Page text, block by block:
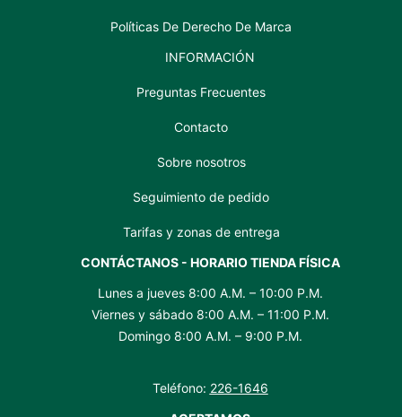
Políticas De Derecho De Marca
INFORMACIÓN
Preguntas Frecuentes
Contacto
Sobre nosotros
Seguimiento de pedido
Tarifas y zonas de entrega
CONTÁCTANOS - HORARIO TIENDA FÍSICA
Lunes a jueves 8:00 A.M. – 10:00 P.M.
Viernes y sábado 8:00 A.M. – 11:00 P.M.
Domingo 8:00 A.M. – 9:00 P.M.
Teléfono: 226-1646